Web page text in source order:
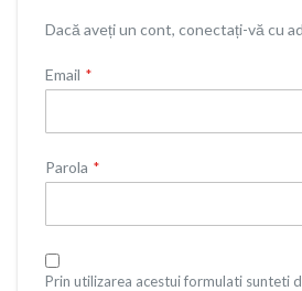
Dacă aveți un cont, conectați-vă cu
Email
Parola
Prin utilizarea acestui formulati sunteti